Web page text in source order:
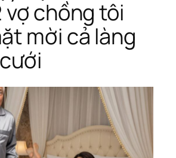
vợ chồng tôi
mời cả làng